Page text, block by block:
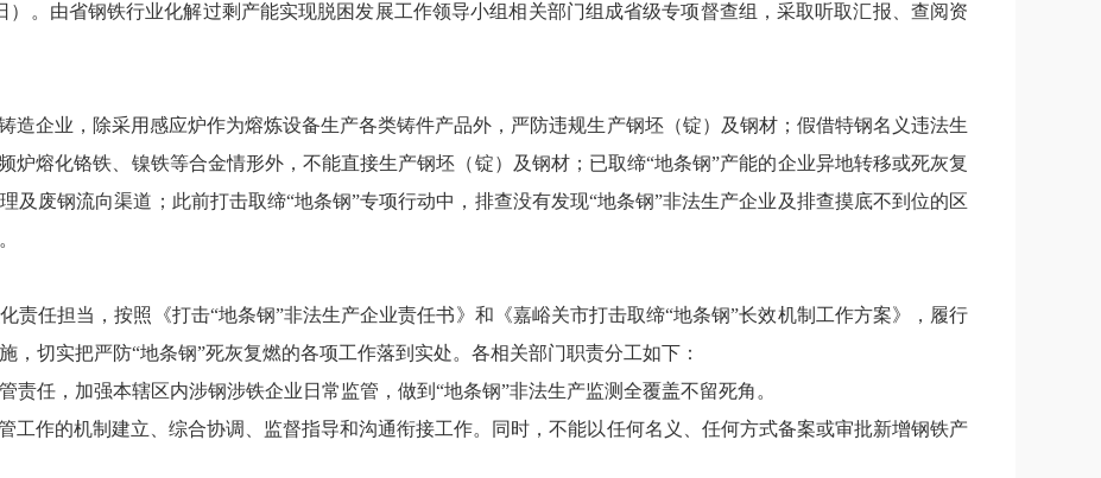
）。由省钢铁行业化解过剩产能实现脱困发展工作领导小组相关部门组成省级专项督查组，采取听取汇报、查阅资
造企业，除采用感应炉作为熔炼设备生产各类铸件产品外，严防违规生产钢坯（锭）及钢材；假借特钢名义违法生
炉熔化铬铁、镍铁等合金情形外，不能直接生产钢坯（锭）及钢材；已取缔“地条钢”产能的企业异地转移或死灰复
及废钢流向渠道；此前打击取缔“地条钢”专项行动中，排查没有发现“地条钢”非法生产企业及排查摸底不到位的区
责任担当，按照《打击“地条钢”非法生产企业责任书》和《嘉峪关市打击取缔“地条钢”长效机制工作方案》，履行
，切实把严防“地条钢”死灰复燃的各项工作落到实处。各相关部门职责分工如下：
责任，加强本辖区内涉钢涉铁企业日常监管，做到 “地条钢”非法生产监测全覆盖不留死角。
工作的机制建立、综合协调、监督指导和沟通衔接工作。同时，不能以任何名义、任何方式备案或审批新增钢铁产